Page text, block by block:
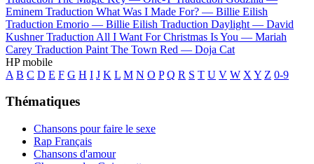
Eminem Traduction What Was I Made For? — Billie Eilish
Traduction Emorio — Billie Eilish Traduction Daylight — David
Kushner Traduction All I Want For Christmas Is You — Mariah
Carey Traduction Paint The Town Red — Doja Cat
HP mobile
A B C D E F G H I J K L M N O P Q R S T U V W X Y Z 0-9
Thématiques
Chansons pour faire le sexe
Rap Français
Chansons d'amour